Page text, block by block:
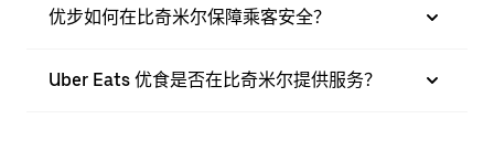
优步如何在比奇米尔保障乘客安全？
Uber Eats 优食是否在比奇米尔提供服务？